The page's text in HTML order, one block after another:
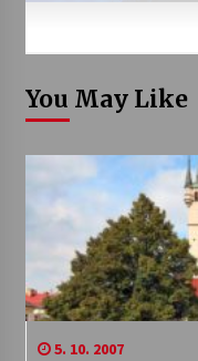
You May Like
5. 10. 2007